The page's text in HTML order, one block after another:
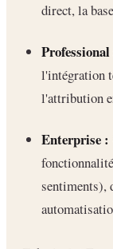
direct, la
Professional
l'intégration
l'attribution
Enterprise :
sentiments),